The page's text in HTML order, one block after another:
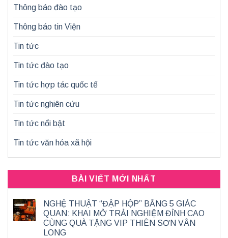
Thông báo đào tạo
Thông báo tin Viện
Tin tức
Tin tức đào tạo
Tin tức hợp tác quốc tế
Tin tức nghiên cứu
Tin tức nổi bật
Tin tức văn hóa xã hội
BÀI VIẾT MỚI NHẤT
NGHỆ THUẬT “ĐẬP HỘP” BẰNG 5 GIÁC
QUAN: KHAI MỞ TRẢI NGHIỆM ĐỈNH CAO
CÙNG QUÀ TẶNG VIP THIÊN SƠN VÂN
LONG